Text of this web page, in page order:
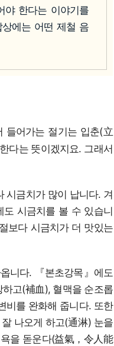
야 한다는 이야기를
에는 어떤 제철 음
들어가는 절기는 입춘(立
다는 뜻이겠지요. 그래서
시금치가 많이 납니다. 겨
시금치를 볼 수 있습니
보다 시금치가 더 맛있는
니다. 『본초강목』에도
고(補血), 혈맥을 순조롭
비를 완화해 줍니다. 또한
나오게 하고(通淋) 눈을
을 돋운다(益氣，令人能